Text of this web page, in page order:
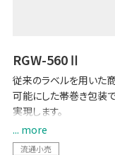
RGW-560Ⅱ
従来のラベルを用いた
可能にした帯巻き包装
実現します。
商品の中身を隠すこと
ることが可能です。
... more
流通小売